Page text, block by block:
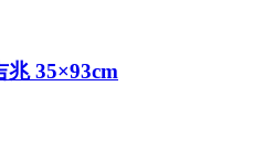
35×93cm